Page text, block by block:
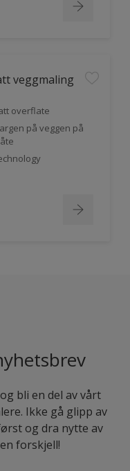
veggmaling
overflate
på veggen på
bli en del av vårt
Ikke gå glipp av
og dra nytte av
forskjell!